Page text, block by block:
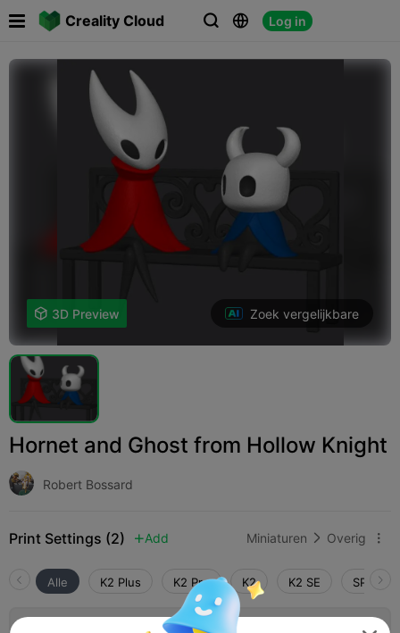
Creality Cloud   Log in
 
 3D Preview Zoek vergelijkbare
Hornet and Ghost from Hollow Knight
Robert Bossard
Print Settings (2)  Add Miniaturen  Overig 
Alle K2 Plus K2 Pro K2 K2 SE SPARKX